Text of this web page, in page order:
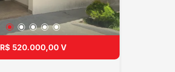
R$ 520.000,00 V